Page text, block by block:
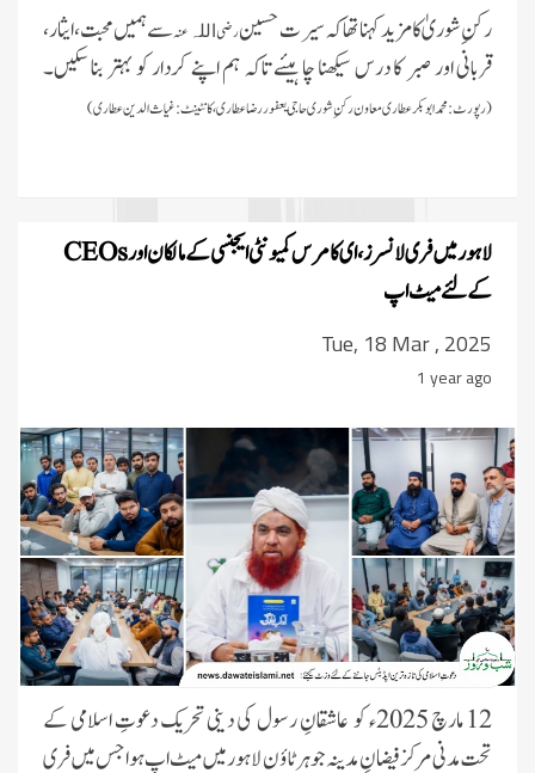
رکنِ شوریٰ کا مزید کہنا تھا کہ سیرت حسینرضیاللہ عنہسے ہمیں محبت، ایثار،
قربانی اور صبر کا درس سیکھنا چاہیئے تاکہ ہم اپنے کردار کو بہتر بنا سکیں۔
(رپورٹ:محمد ابوبکر عطاری معاون رکنِ شوری حاجی یعفور رضا عطاری،کانٹینٹ:غیاث الدین عطاری)
لاہور میں فری لانسرز، ای کامرس کمیونٹی ایجنسی کے مالکان اورCEOs
کے لئے میٹ اپ
Tue, 18 Mar , 2025
1 year ago
12 مارچ 2025ء کو عاشقانِ رسول کی دینی تحریک دعوتِ اسلامی کے
تحت مدنی مرکز فیضانِ مدینہ جوہر ٹاؤن لاہور میں میٹ اپ ہوا جس میں فری